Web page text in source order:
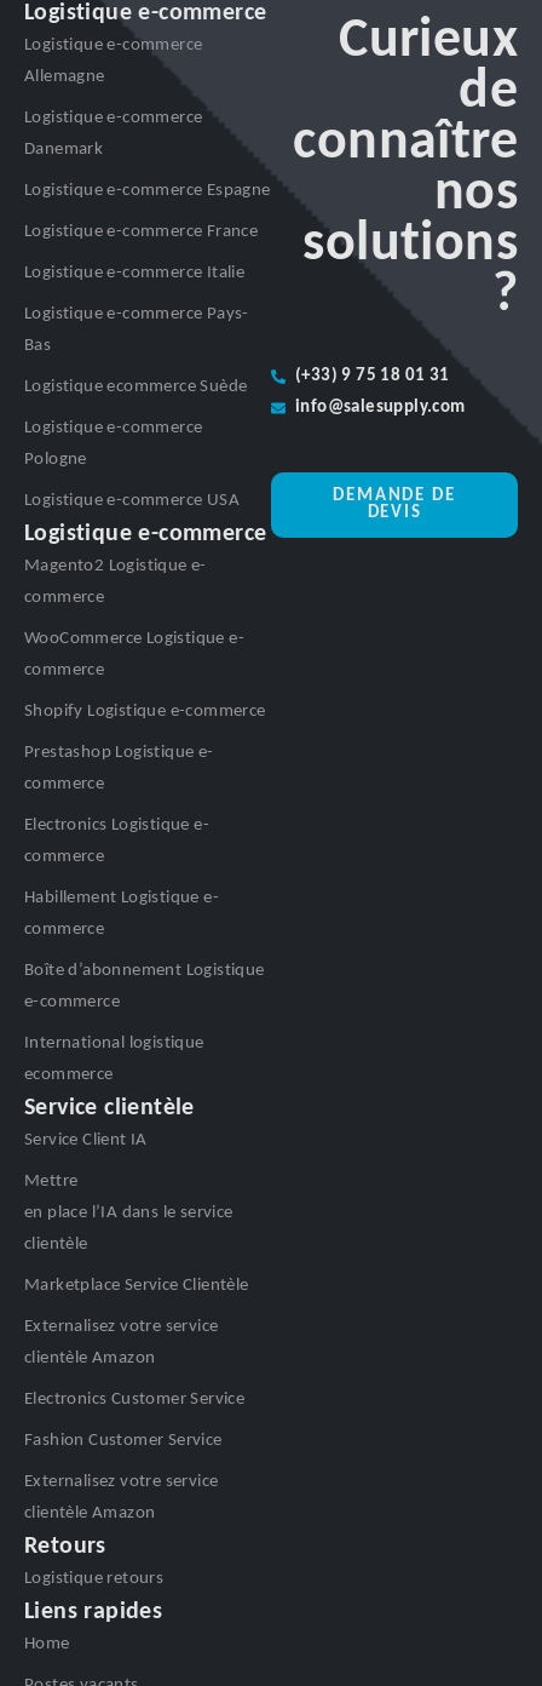
Logistique e-commerce
Logistique e-commerce
Allemagne
Logistique e-commerce
Danemark
Logistique e-commerce Espagne
Logistique e-commerce France
Logistique e-commerce Italie
Logistique e-commerce Pays-
Bas
Logistique ecommerce Suède
Logistique e-commerce
Pologne
Logistique e-commerce USA
Logistique e-commerce
Magento2 Logistique e-
commerce
WooCommerce Logistique e-
commerce
Shopify Logistique e-commerce
Prestashop Logistique e-
commerce
Electronics Logistique e-
commerce
Habillement Logistique e-
commerce
Boîte d’abonnement Logistique
e-commerce
International logistique
ecommerce
Service clientèle
Service Client IA
Mettre
en place l’IA dans le service
clientèle
Marketplace Service Clientèle
Externalisez votre service
clientèle Amazon
Electronics Customer Service
Fashion Customer Service
Externalisez votre service
clientèle Amazon
Retours
Logistique retours
Liens rapides
Home
Curieux
de
connaître
nos
solutions
?
(+33) 9 75 18 01 31
info@salesupply.com
DEMANDE DE
DEVIS